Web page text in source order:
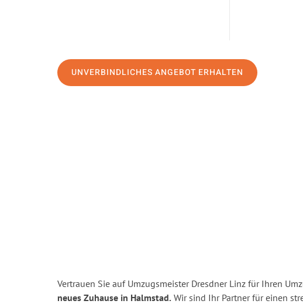
UNVERBINDLICHES ANGEBOT ERHALTEN
Vertrauen Sie auf Umzugsmeister Dresdner Linz für Ihren
neues Zuhause in Halmstad. Wir sind Ihr Partner für einen